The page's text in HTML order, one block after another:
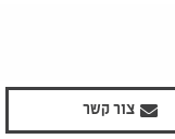
צור קשר